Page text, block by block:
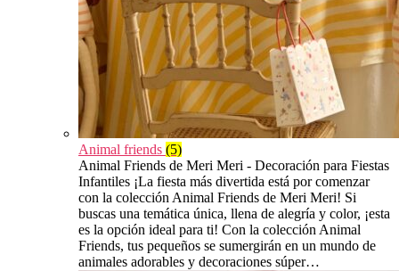
Animal friends (5)
Animal Friends de Meri Meri - Decoración para Fiestas
Infantiles ¡La fiesta más divertida está por comenzar
con la colección Animal Friends de Meri Meri! Si
buscas una temática única, llena de alegría y color, ¡esta
es la opción ideal para ti! Con la colección Animal
Friends, tus pequeños se sumergirán en un mundo de
animales adorables y decoraciones súper…